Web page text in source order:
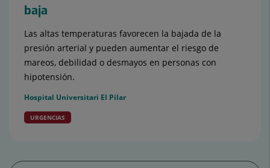
baja
Las altas temperaturas favorecen la bajada de la
presión arterial y pueden aumentar el riesgo de
mareos, debilidad o desmayos en personas con
hipotensión.
Hospital Universitari El Pilar
URGENCIAS